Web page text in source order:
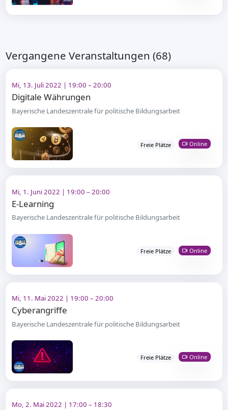
Vergangene Veranstaltungen (68)
Mi, 13. Juli 2022 | 19:00 – 20:00
Digitale Währungen
Bayerische Landeszentrale für politische Bildungsarbeit
Freie Plätze Online
Mi, 1. Juni 2022 | 19:00 – 20:00
E-Learning
Bayerische Landeszentrale für politische Bildungsarbeit
Freie Plätze Online
Mi, 11. Mai 2022 | 19:00 – 20:00
Cyberangriffe
Bayerische Landeszentrale für politische Bildungsarbeit
Freie Plätze Online
Mo, 2. Mai 2022 | 17:00 – 18:30